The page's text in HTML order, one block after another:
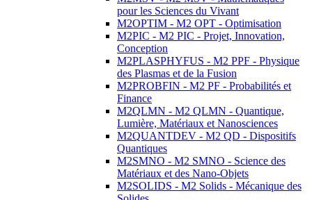
pour les Sciences du Vivant
M2OPTIM - M2 OPT - Optimisation
M2PIC - M2 PIC - Projet, Innovation,
Conception
M2PLASPHYFUS - M2 PPF - Physique
des Plasmas et de la Fusion
M2PROBFIN - M2 PF - Probabilités et
Finance
M2QLMN - M2 QLMN - Quantique,
Lumière, Matériaux et Nanosciences
M2QUANTDEV - M2 QD - Dispositifs
Quantiques
M2SMNO - M2 SMNO - Science des
Matériaux et des Nano-Objets
M2SOLIDS - M2 Solids - Mécanique des